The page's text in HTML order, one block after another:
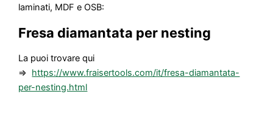
laminati, MDF e OSB:
Fresa diamantata per nesting
La puoi trovare qui
=> https://www.fraisertools.com/it/fresa-diamantata-
per-nesting.html